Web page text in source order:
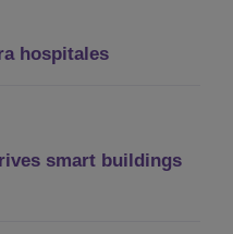
hospitales
smart buildings